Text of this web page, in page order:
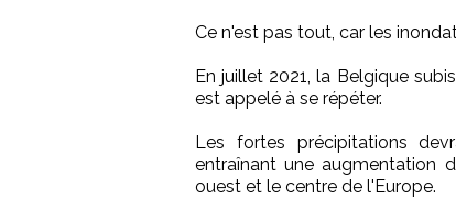
Ce n'est pas tout, car les
En juillet 2021, la Belgique
est appelé à se répéter.
Les fortes précipitations
entraînant une augmentation
ouest et le centre de l'Europe.